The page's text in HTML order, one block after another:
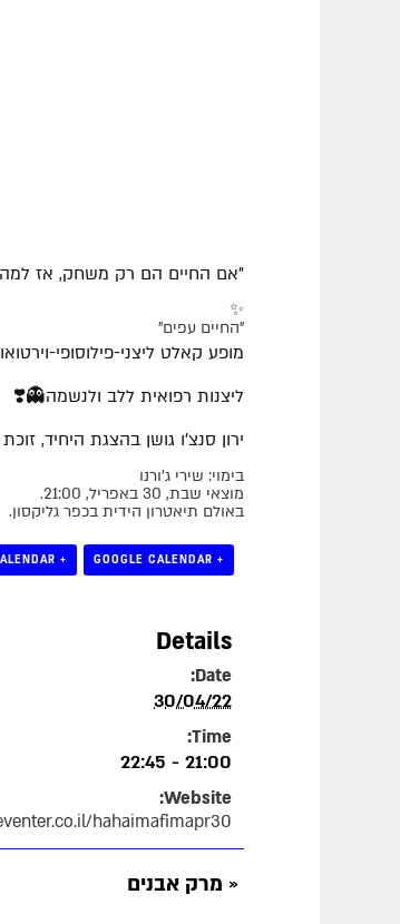
"אם החיים הם רק משחק, אז למה
✨
"החיים עפים"
מופע קאלט ליצני-פילוסופי-
ליצנות רפואית ללב ולנשמה👻❣️
ירון סנצ'ו גושן בהצגת היחיד, זוכת
בימוי: שירי ג'ורנו
מוצאי שבת, 30 באפריל, 21:00.
באולם תיאטרון הידית בכפר גליקסון.
+ GOOGLE CALENDAR
+ ADD TO ICALENDAR
Details
Date:
30/04/22
Time:
21:00 - 22:45
Website:
hahaimafimapr30
« מרק אבנים